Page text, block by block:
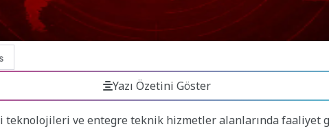
Yazı Özetini Göster
ve entegre teknik hizmetler alanlarında faaliyet